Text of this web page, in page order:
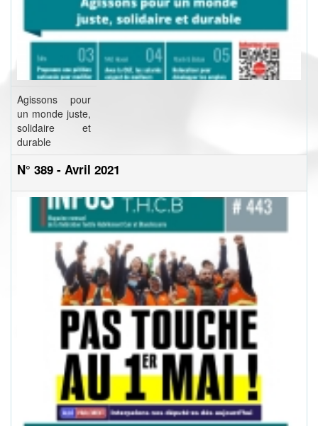
Agissons pour
un monde juste,
solidaire et
durable
N° 389 - Avril 2021